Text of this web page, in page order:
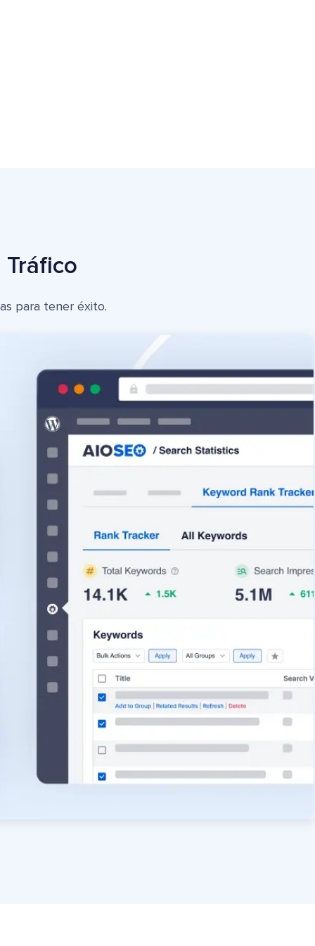
Tráfico
para tener éxito.